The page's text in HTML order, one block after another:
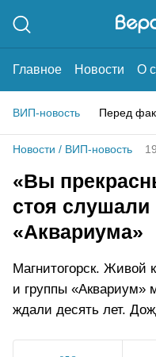
Главное Новости О
ВИП-новость Перед
Новости / ВИП-новость
«Вы
стоя слушали
«Аквариума»
Магнитогорск. Живой
и группы «Аквариум»
ждали десять лет.